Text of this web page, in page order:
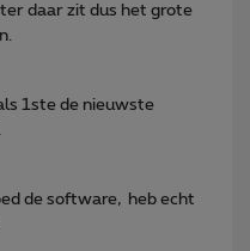
daar zit dus het grote
1ste de nieuwste
de software, heb echt